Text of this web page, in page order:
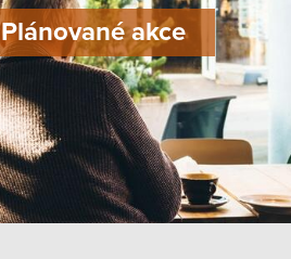
Plánované akce